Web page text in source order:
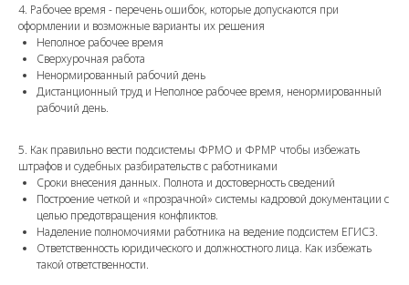
4. Рабочее время - перечень ошибок, которые допускаются при
оформлении и возможные варианты их решения
Неполное рабочее время
Сверхурочная работа
Ненормированный рабочий день
Дистанционный труд и Неполное рабочее время, ненормированный
рабочий день.
5. Как правильно вести подсистемы ФРМО и ФРМР чтобы избежать
штрафов и судебных разбирательств с работниками
Сроки внесения данных. Полнота и достоверность сведений
Построение четкой и «прозрачной» системы кадровой документации с
целью предотвращения конфликтов.
Наделение полномочиями работника на ведение подсистем ЕГИСЗ.
Ответственность юридического и должностного лица. Как избежать
такой ответственности.